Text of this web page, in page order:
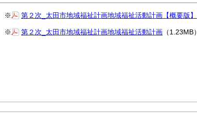
※ 第２次_太田市地域福祉計画地域福祉活動計画【概要版】
※ 第２次_太田市地域福祉計画地域福祉活動計画 （1.23MB）